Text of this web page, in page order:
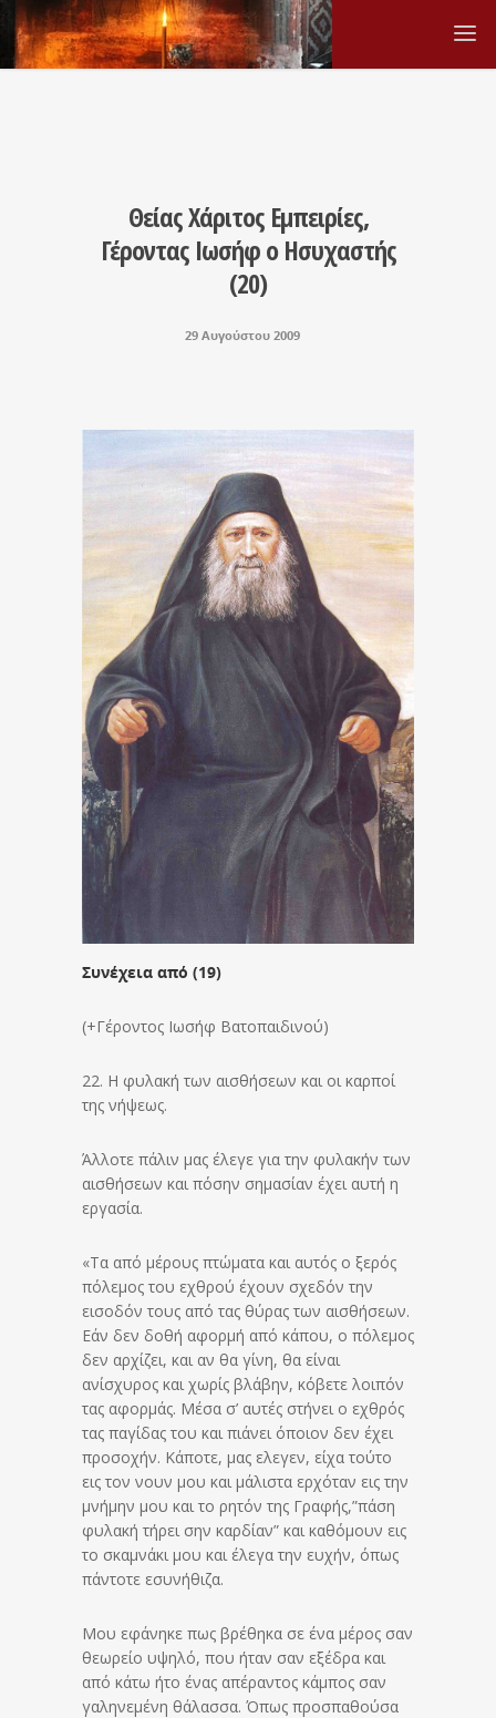
Θείας Χάριτος Εμπειρίες,
Γέροντας Ιωσήφ ο Ησυχαστής
(20)
29 Αυγούστου 2009
Συνέχεια από (19)
(+Γέροντος Ιωσήφ Βατοπαιδινού)
22. Η φυλακή των αισθήσεων και οι καρποί
της νήψεως.
Άλλοτε πάλιν μας έλεγε για την φυλακήν των
αισθήσεων και πόσην σημασίαν έχει αυτή η
εργασία.
«Τα από μέρους πτώματα και αυτός ο ξερός
πόλεμος του εχθρού έχουν σχεδόν την
εισοδόν τους από τας θύρας των αισθήσεων.
Εάν δεν δοθή αφορμή από κάπου, ο πόλεμος
δεν αρχίζει, και αν θα γίνη, θα είναι
ανίσχυρος και χωρίς βλάβην, κόβετε λοιπόν
τας αφορμάς. Μέσα σ’ αυτές στήνει ο εχθρός
τας παγίδας του και πιάνει όποιον δεν έχει
προσοχήν. Κάποτε, μας ελεγεν, είχα τούτο
εις τον νουν μου και μάλιστα ερχόταν εις την
μνήμην μου και το ρητόν της Γραφής,”πάση
φυλακή τήρει σην καρδίαν” και καθόμουν εις
το σκαμνάκι μου και έλεγα την ευχήν, όπως
πάντοτε εσυνήθιζα.
Μου εφάνηκε πως βρέθηκα σε ένα μέρος σαν
θεωρείο υψηλό, που ήταν σαν εξέδρα και
από κάτω ήτο ένας απέραντος κάμπος σαν
γαληνεμένη θάλασσα. Όπως προσπαθούσα